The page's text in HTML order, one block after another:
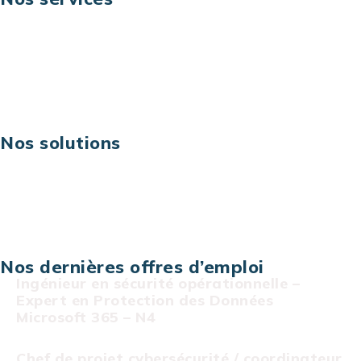
Nos solutions
Nos dernières offres d’emploi
Ingénieur en sécurité opérationnelle –